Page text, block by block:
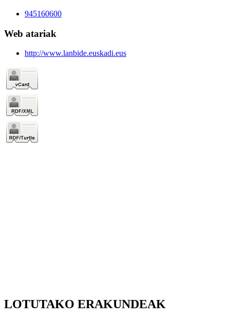
945160600
Web atariak
http://www.lanbide.euskadi.eus
LOTUTAKO ERAKUNDEAK